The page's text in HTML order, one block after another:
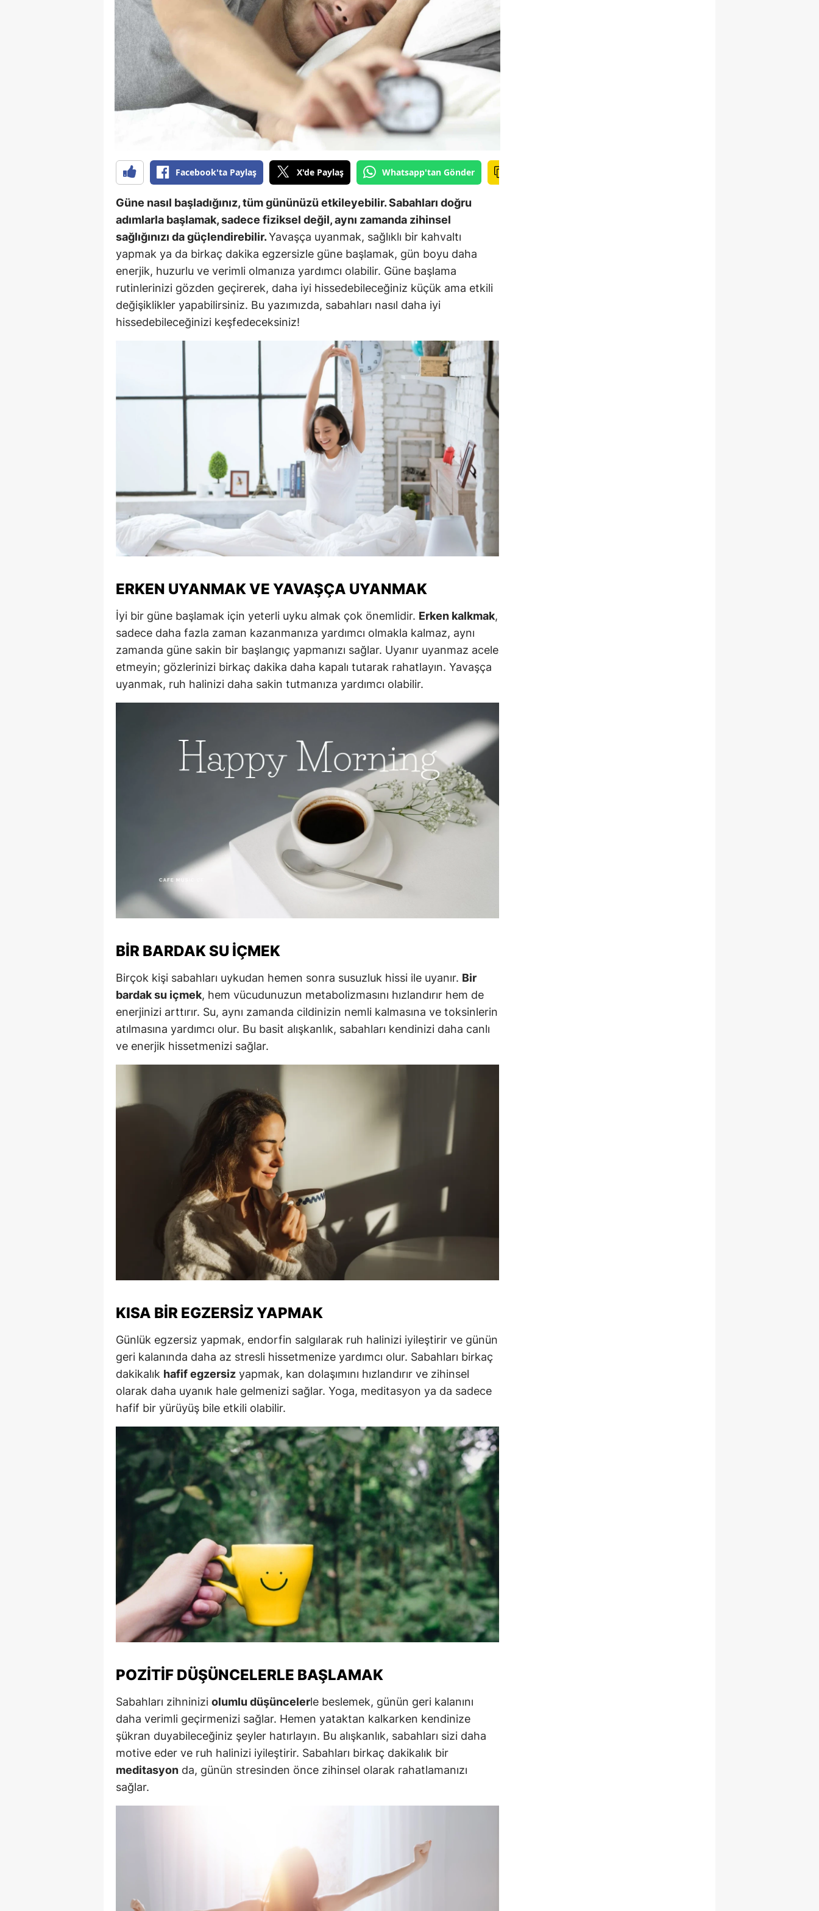
Bilecik
Bingöl
Bitlis
Bolu
Bursa
Çanakkale
Çankırı
Çorum
Denizli
Diyarbakır
Edirne
Elazığ
Gaziantep
Gümüşhane
Hakkari
Hatay
Isparta
İstanbul
İzmir
Kars
Kastamonu
Kayseri
Kırşehir
Kocaeli
Kütahya
Malatya
Manisa
Kahramanmaraş
Mardin
Niğde
Ordu
Rize
Samsun
Siirt
Sinop
Sivas
Tekirdağ
Tokat
Trabzon
Şanlıurfa
Uşak
Van
Yozgat
Zonguldak
Aksaray
Bayburt
Karaman
Kırıkkale
Batman
Şırnak
Bartın
Ardahan
Iğdır
Kilis
Osmaniye
Düzce
Facebook'ta Paylaş X'de Paylaş Whatsapp'tan Gönder
Güne nasıl başladığınız, tüm gününüzü etkileyebilir. Sabahları doğru
adımlarla başlamak, sadece fiziksel değil, aynı zamanda zihinsel
sağlığınızı da güçlendirebilir.Yavaşça uyanmak, sağlıklı bir kahvaltı
yapmak ya da birkaç dakika egzersizle güne başlamak, gün boyu daha
enerjik, huzurlu ve verimli olmanıza yardımcı olabilir. Güne başlama
rutinlerinizi gözden geçirerek, daha iyi hissedebileceğiniz küçük ama etkili
değişiklikler yapabilirsiniz. Bu yazımızda, sabahları nasıl daha iyi
hissedebileceğinizi keşfedeceksiniz!
ERKEN UYANMAK VE YAVAŞÇA UYANMAK
İyi bir güne başlamak için yeterli uyku almak çok önemlidir. Erken kalkmak,
sadece daha fazla zaman kazanmanıza yardımcı olmakla kalmaz, aynı
zamanda güne sakin bir başlangıç yapmanızı sağlar. Uyanır uyanmaz acele
etmeyin; gözlerinizi birkaç dakika daha kapalı tutarak rahatlayın. Yavaşça
uyanmak, ruh halinizi daha sakin tutmanıza yardımcı olabilir.
BIR BARDAK SU İÇMEK
Birçok kişi sabahları uykudan hemen sonra susuzluk hissi ile uyanır. Bir
bardak su içmek, hem vücudunuzun metabolizmasını hızlandırır hem de
enerjinizi arttırır. Su, aynı zamanda cildinizin nemli kalmasına ve toksinlerin
atılmasına yardımcı olur. Bu basit alışkanlık, sabahları kendinizi daha canlı
ve enerjik hissetmenizi sağlar.
KISA BIR EGZERSIZ YAPMAK
Günlük egzersiz yapmak, endorfin salgılarak ruh halinizi iyileştirir ve günün
geri kalanında daha az stresli hissetmenize yardımcı olur. Sabahları birkaç
dakikalık hafif egzersiz yapmak, kan dolaşımını hızlandırır ve zihinsel
olarak daha uyanık hale gelmenizi sağlar. Yoga, meditasyon ya da sadece
hafif bir yürüyüş bile etkili olabilir.
POZITIF DÜŞÜNCELERLE BAŞLAMAK
Sabahları zihninizi olumlu düşüncelerle beslemek, günün geri kalanını
daha verimli geçirmenizi sağlar. Hemen yataktan kalkarken kendinize
şükran duyabileceğiniz şeyler hatırlayın. Bu alışkanlık, sabahları sizi daha
motive eder ve ruh halinizi iyileştirir. Sabahları birkaç dakikalık bir
meditasyon da, günün stresinden önce zihinsel olarak rahatlamanızı
sağlar.